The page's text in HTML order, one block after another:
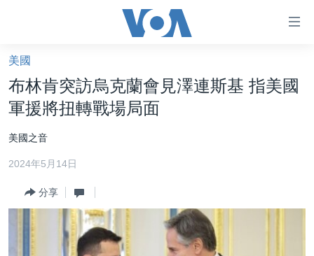
礙
鏈
接
轉
內
美國大選2024
海外港人
揭謊頻道
美國
布林肯突訪烏克蘭會見澤連斯基 指美國
軍援將扭轉戰場局面
美國之音
2024年5月14日
分享